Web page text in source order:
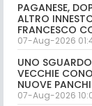
PAGANESE,
ALTRO
FRANCESCO
07-Aug-2026
UNO
VECCHIE
NUOVE
07-Aug-2026